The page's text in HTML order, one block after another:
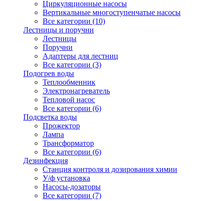
Циркуляционные насосы
Вертикальные многоступенчатые насосы
Все категории (10)
Лестницы и поручни
Лестницы
Поручни
Адаптеры для лестниц
Все категории (3)
Подогрев воды
Теплообменник
Электронагреватель
Тепловой насос
Все категории (6)
Подсветка воды
Прожектор
Лампа
Трансформатор
Все категории (6)
Дезинфекция
Станция контроля и дозирования химии
У/ф установка
Насосы-дозаторы
Все категории (7)